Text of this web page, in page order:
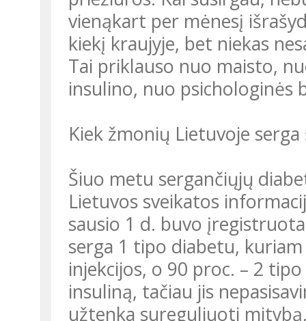
vienąkart per mėnesį
kiekį kraujyje, bet niekas
Tai priklauso nuo maisto,
insulino, nuo psichologinės
Kiek žmonių Lietuvoje serga
Šiuo metu sergančiųjų
Lietuvos sveikatos
sausio 1 d. buvo
serga 1 tipo diabetu,
injekcijos, o 90 proc. – 2
insuliną, tačiau jis
užtenka sureguliuoti